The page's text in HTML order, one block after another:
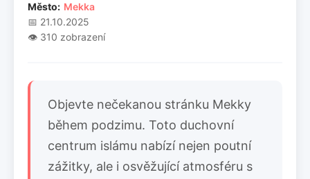
Město: Mekka
📅 21.10.2025
👁️ 310 zobrazení
Objevte nečekanou stránku Mekky
během podzimu. Toto duchovní
centrum islámu nabízí nejen poutní
zážitky, ale i osvěžující atmosféru s